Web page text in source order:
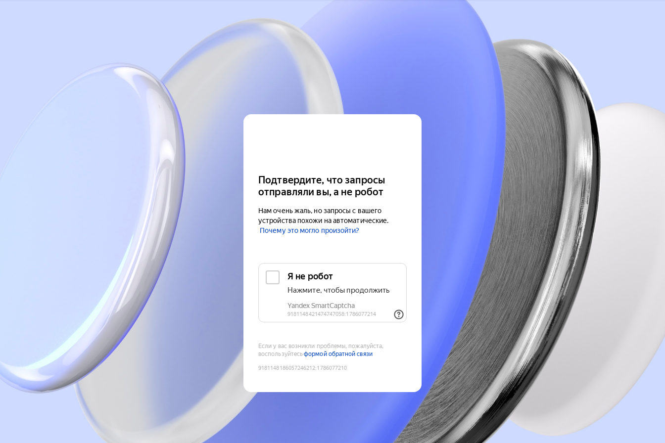
Подтвердите, что запросы
отправляли вы, а не робот
Нам очень жаль, но запросы с вашего
устройства похожи на автоматические.
Почему это могло произойти?
Если у вас возникли проблемы, пожалуйста,
воспользуйтесьформой обратной связи
9181148186057246212:1786077210